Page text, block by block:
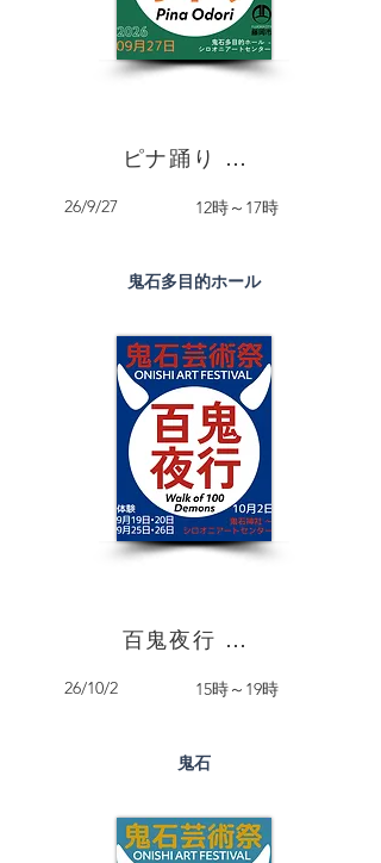
ピナ踊り ― コミュニティ
26/9/27 12時～17時
鬼石多目的ホール
百鬼夜行 Hyakki Yagyō
26/10/2 15時～19時
鬼石